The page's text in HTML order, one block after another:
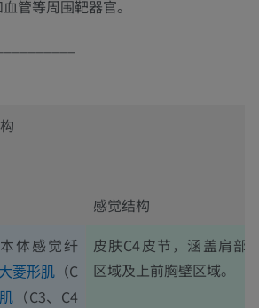
管等周围靶器官。
感觉结构
本体感觉纤
大菱形肌（C
（C3、C4
皮肤C4皮节，涵盖肩部
区域及上前胸壁区域。